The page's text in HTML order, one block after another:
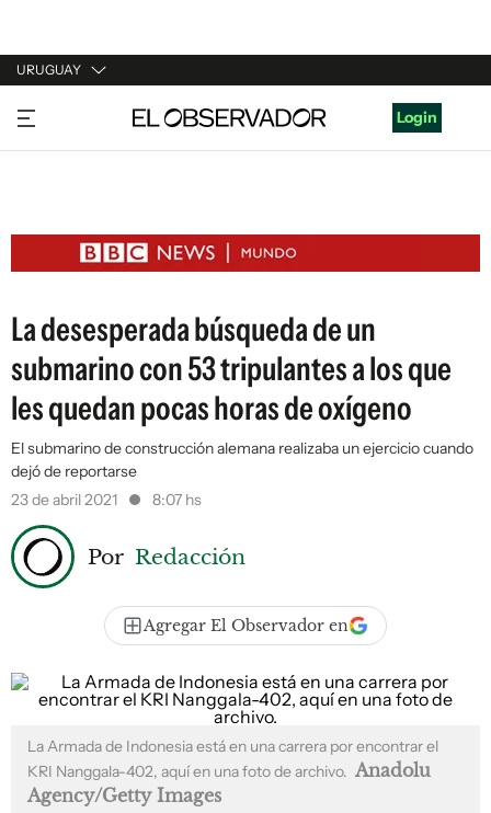
URUGUAY
URUGUAY
ARGENTINA
ESTADOS UNIDOS
Login
La desesperada búsqueda de un
submarino con 53 tripulantes a los que
les quedan pocas horas de oxígeno
El submarino de construcción alemana realizaba un ejercicio cuando
dejó de reportarse
23 de abril 2021
8:07 hs
Por Redacción
Agregar El Observador en
La Armada de Indonesia está en una carrera por encontrar el
KRI Nanggala-402, aquí en una foto de archivo. Anadolu
Agency/Getty Images